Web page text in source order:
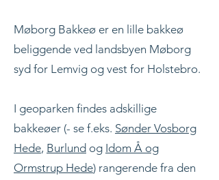
Møborg Bakkeø er en lille bakkeø
beliggende ved landsbyen Møborg
syd for Lemvig og vest for Holstebro.
I geoparken findes adskillige
bakkeøer (- se f.eks. Sønder Vosborg
Hede, Burlund og Idom Å og
Ormstrup Hede) rangerende fra den